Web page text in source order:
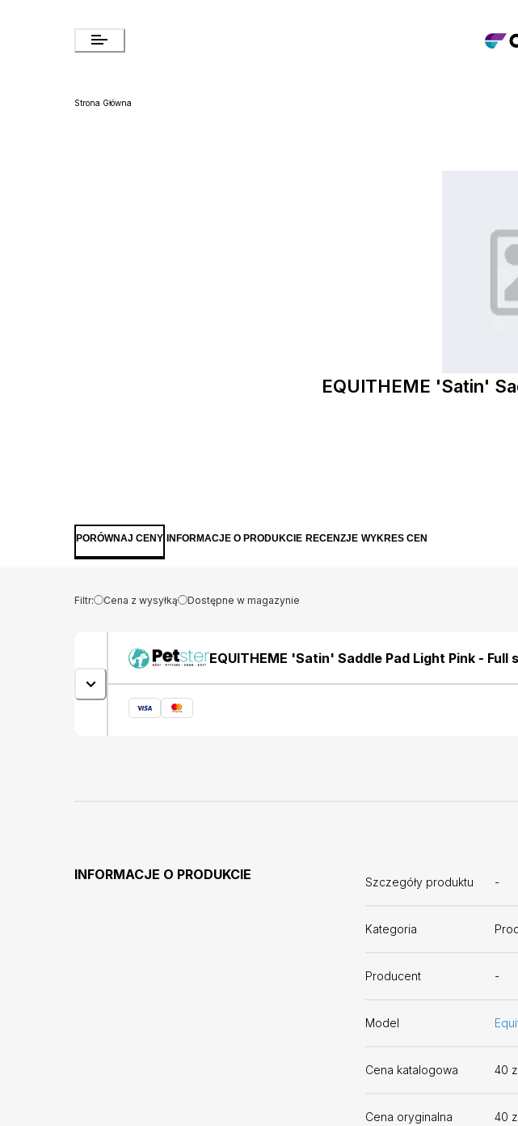
Strona Główna
EQUITHEME 'Satin'
PORÓWNAJ CENY INFORMACJE O PRODUKCIE RECENZJE WYKRES CEN
Filtr: Cena z wysyłką Dostępne w magazynie
EQUITHEME 'Satin' Saddle Pad Light Pink - Full
INFORMACJE O PRODUKCIE
Szczegóły produktu -
Kategoria
Producent -
Model
Cena katalogowa 40
Cena oryginalna 40